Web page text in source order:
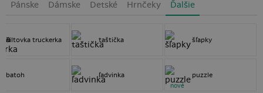
Pánske Dámske Detské Hrnčeky Ďalšie
šiltovka truckerka
batoh
taštička
ľadvinka
šľapky
puzzle
nové